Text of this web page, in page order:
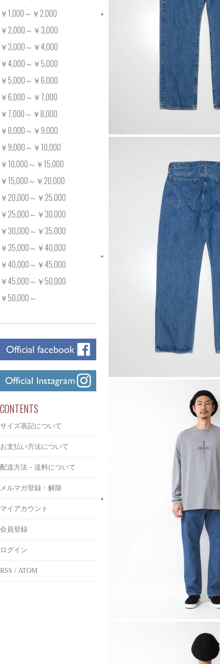
￥1,000～￥2,000
￥2,000～￥3,000
￥3,000～￥4,000
￥4,000～￥5,000
￥5,000～￥6,000
￥6,000～￥7,000
￥7,000～￥8,000
￥8,000～￥9,000
￥9,000～￥10,000
￥10,000～￥15,000
￥15,000～￥20,000
￥20,000～￥25,000
￥25,000～￥30,000
￥30,000～￥35,000
￥35,000～￥40,000
￥40,000～￥45,000
￥45,000～￥50,000
￥50,000～
CONTENTS
サイズ表記について
お支払い方法について
配送方法・送料について
メルマガ登録・解除
マイアカウント
会員登録
ログイン
RSS / ATOM